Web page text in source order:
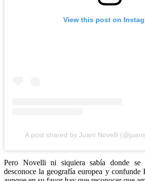
View this post on
A post shared by Juani Novelli
Pero Novelli ni siquiera sabía donde
desconoce la geografía europea y confunde